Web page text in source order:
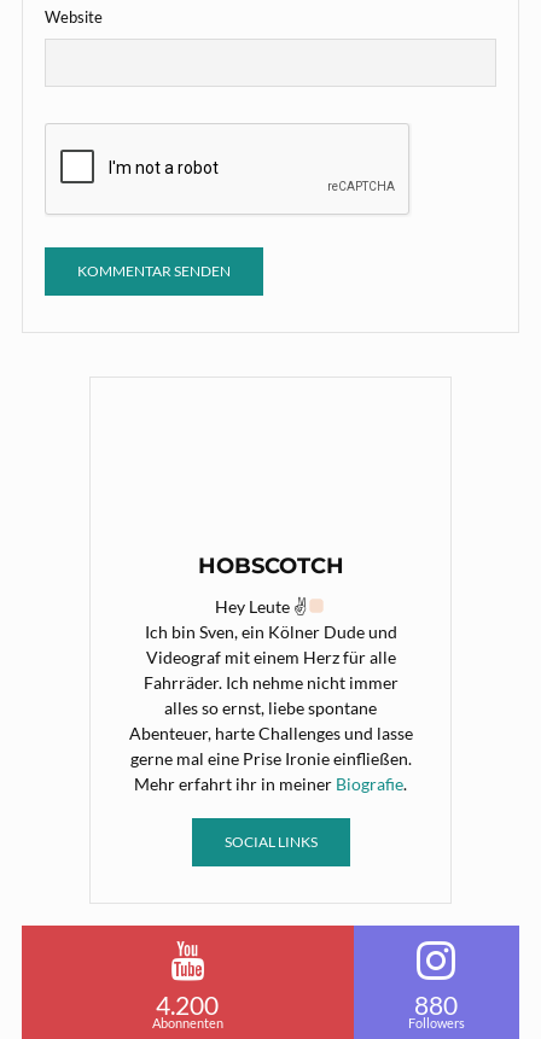
Website
HOBSCOTCH
Hey Leute ✌
Ich bin Sven, ein Kölner Dude und
Videograf mit einem Herz für alle
Fahrräder. Ich nehme nicht immer
alles so ernst, liebe spontane
Abenteuer, harte Challenges und lasse
gerne mal eine Prise Ironie einfließen.
Mehr erfahrt ihr in meiner Biografie.
SOCIAL LINKS
4.200
Abonnenten
880
Followers